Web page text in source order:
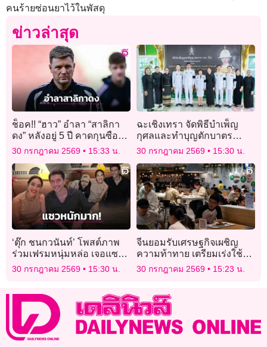
คนร้ายซ่อนยาไว้ในพัสดุ
ข่าวล่าสุด
ช็อค!! “ฮาว” อำลา “สาลิกา
ดง” หลังอยู่ 5 ปี คาดกุนซือ
หนุ่มไฟแรงของ “อัล-อาห์ลี”
จะเข้ารับงานแทน
30 กรกฎาคม 2569 15:33 น.
ฉะเชิงเทรา จัดพิธีบำเพ็ญ
กุศลและทำบุญตักบาตร
วาระครบ 50 วัน (ปัญญาสม
30 กรกฎาคม 2569 15:30 น.
‘ตุ๊ก ชนกวนันท์’ โพสต์ภาพ
ร่วมเฟรมหนุ่มหล่อ เจอแซว
‘พ่อแม่ลูก’ ก่อนโดนเปิดวาร์ป
ที่แท้คือคนนี้!
30 กรกฎาคม 2569 15:30 น.
จีนยอมรับเศรษฐกิจเผชิญ
ความท้าทาย เตรียมเร่งใช้
จ่ายรัฐกระตุ้นการเติบโต
30 กรกฎาคม 2569 15:23 น.